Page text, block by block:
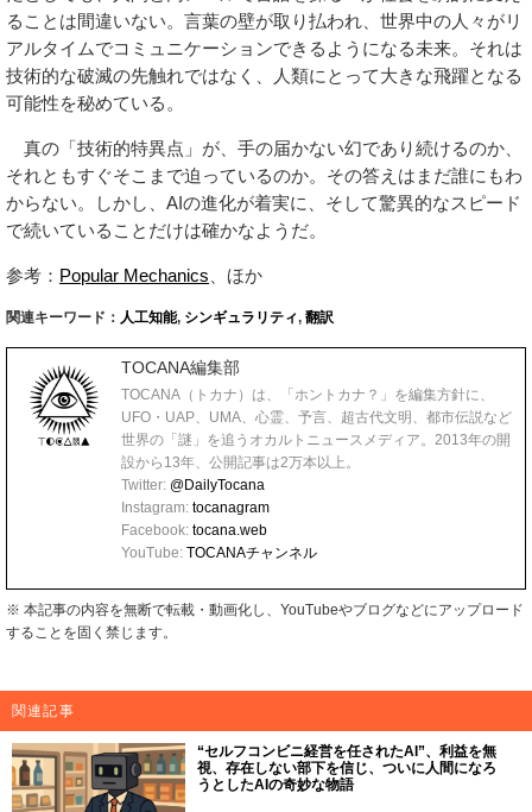
ることは間違いない。言葉の壁が取り払われ、世界中の人々がリ
アルタイムでコミュニケーションできるようになる未来。それは
技術的な破滅の先触れではなく、人類にとって大きな飛躍となる
可能性を秘めている。
真の「技術的特異点」が、手の届かない幻であり続けるのか、
それともすぐそこまで迫っているのか。その答えはまだ誰にもわ
からない。しかし、AIの進化が着実に、そして驚異的なスピード
で続いていることだけは確かなようだ。
参考： Popular Mechanics、ほか
関連キーワード： 人工知能, シンギュラリティ, 翻訳
TOCANA編集部
TOCANA（トカナ）は、「ホントカナ？」を編集方針に、
UFO・UAP、UMA、心霊、予言、超古代文明、都市伝説など
世界の「謎」を追うオカルトニュースメディア。2013年の開
設から13年、公開記事は2万本以上。
Twitter: @DailyTocana
Instagram: tocanagram
Facebook: tocana.web
YouTube: TOCANAチャンネル
※ 本記事の内容を無断で転載・動画化し、YouTubeやブログなどにアップロード
することを固く禁じます。
関連記事
“セルフコンビニ経営を任されたAI”、利益を無
視、存在しない部下を信じ、ついに人間になろ
うとしたAIの奇妙な物語